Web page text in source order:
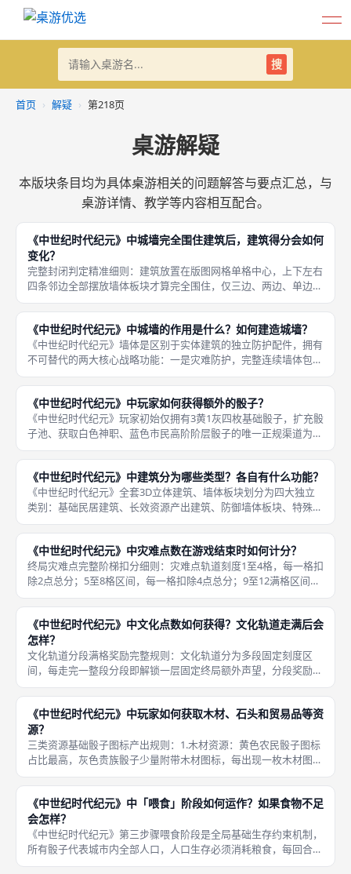
搜
首页 › 解疑 › 第218页
桌游解疑
本版块条目均为具体桌游相关的问题解答与要点汇总，与
桌游详情、教学等内容相互配合。
《中世纪时代纪元》中城墙完全围住建筑后，建筑得分会如何
变化？
完整封闭判定精准细则：建筑放置在版图网格单格中心，上下左右
四条邻边全部摆放墙体板块才算完全围住，仅三边、两边、单边墙
体贴合均判定为未封闭；墙体必须连续无断点，中间存在空白网格
隔断则无法形成完整围护；多座相邻建筑共用一段墙体不影响各自
封闭判定
《中世纪时代纪元》中城墙的作用是什么？如何建造城墙？
《中世纪时代纪元》墙体是区别于实体建筑的独立防护配件，拥有
不可替代的两大核心战略功能：一是灾难防护，完整连续墙体包围
的所有立体建筑免疫骷髅3颗、5颗触发的对手拆除惩罚，仅会受到
灾难点上升、焦土铺设影响；二是终局计分翻倍，单一建筑四周全
部被墙
《中世纪时代纪元》中玩家如何获得额外的骰子？
《中世纪时代纪元》玩家初始仅拥有3黄1灰四枚基础骰子，扩充骰
子池、获取白色神职、蓝色市民高阶阶层骰子的唯一正规渠道为建
造对应专属立体建筑，每一座匹配建筑永久新增对应颜色1枚骰
子，骰子池上限无硬性封顶，仅受公共建筑库存数量限制；不存在
骰子临时
《中世纪时代纪元》中建筑分为哪些类型？各自有什么功能？
《中世纪时代纪元》全套3D立体建筑、墙体板块划分为四大独立
类别：基础民居建筑、长效资源产出建筑、防御墙体板块、特殊高
分限定建筑，全部建筑依靠锤子图标搭配木材、石头、贸易品建
造，部分特殊高级建筑建造时需要永久弃置对应阶层骰子解锁，每
一类建筑长
《中世纪时代纪元》中灾难点数在游戏结束时如何计分？
终局灾难点完整阶梯扣分细则：灾难点轨道刻度1至4格，每一格扣
除2点总分；5至8格区间，每一格扣除4点总分；9至12满格区间，
每一格扣除7点总分，扣分梯度逐级放大，前期少量饥荒、骷髅惩
罚扣分幅度温和，后期多重负面叠加刻度突破5格后，扣分速度大
《中世纪时代纪元》中文化点数如何获得？文化轨道走满后会
怎样？
文化轨道分段满格奖励完整规则：文化轨道分为多段固定刻度区
间，每走完一整段分段即解锁一层固定终局额外声望，分段奖励数
值逐级递增；第一段基础分段走满固定+8终局分，第二段中段分段
+15终局分，第三段高阶分段+22终局分，后续高阶分段每段递增7
分
《中世纪时代纪元》中玩家如何获取木材、石头和贸易品等资
源？
三类资源基础骰子图标产出规则：1.木材资源：黄色农民骰子图标
占比最高，灰色贵族骰子少量附带木材图标，每出现一枚木材图
标，木材轨道刻度+1，轨道上限8，溢出直接损耗作废；2.石头资
源：灰色贵族、蓝色市民骰子主打石头图标，白色神职骰子几乎无
石头
《中世纪时代纪元》中「喂食」阶段如何运作？如果食物不足
会怎样？
《中世纪时代纪元》第三步骤喂食阶段是全局基础生存约束机制，
所有骰子代表城市内全部人口，人口生存必须消耗粮食，每回合固
定消耗对应数量食物资源，储备不足直接触发饥荒负面灾难点惩